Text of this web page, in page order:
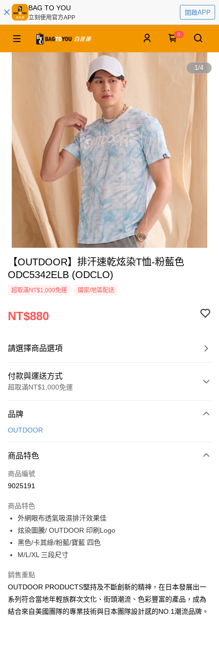
BAG TO YOU
立刻使用官方APP
開啟APP
0
1/4
【OUTDOOR】排汗速乾炫染T恤-粉藍色
ODC5342ELB (ODCLO)
超取滿NT$1,000免運 國家/地區配送
NT$880
請選擇商品選項
付款與運送方式
超取滿NT$1,000免運
信用卡一次付款
3 期 0 利率 每期
合作金庫商業銀行
上海商業儲蓄銀行
臺灣中小企業銀行
匯豐（台灣）商業銀行
聯邦商業銀行
元大商業銀行
玉山商業銀行
台灣樂天信用卡公司
合作金庫商業銀行
上海商業儲蓄銀行
國泰世華商業銀行
匯豐（台灣）商業銀行
聯邦商業銀行
元大商業銀行
台新國際商業銀行
台灣樂天信用卡公司
超商取貨付款
LINE Pay
Apple Pay
街口支付
悠遊付
Google Pay
大哥付你分期
相關說明
品牌
OUTDOOR
商品特色
商品編號
9025191
商品特色
外網眼布透氣吸濕排汗效果佳
炫染圖騰/ OUTDOOR 印刷Logo
黑色/卡其綠/粉藍/寶藍 四色
M/L/XL 三段尺寸
銷售重點
OUTDOOR PRODUCTS堅持及不斷創新的精神，在日本發展出一
系列符合當地年輕族群次文化、街頭潮流、色彩豐富的產品，成為
結合來自美國團隊的專業技術與日本團隊設計感的NO.1潮流品牌。